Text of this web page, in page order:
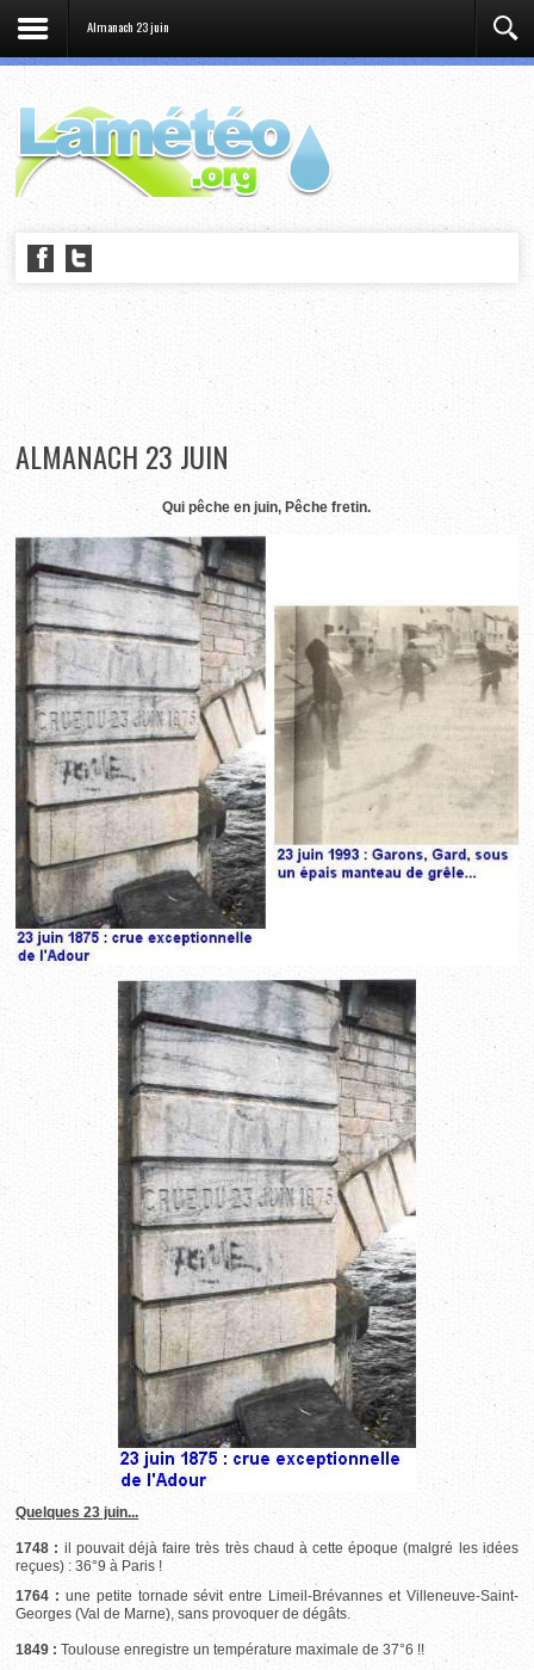
Almanach 23 juin
ALMANACH 23 JUIN
Qui pêche en juin, Pêche fretin.
Quelques 23 juin...
1748 : il pouvait déjà faire très très chaud à cette époque (malgré les idées
reçues) : 36°9 à Paris !
1764 : une petite tornade sévit entre Limeil-Brévannes et Villeneuve-Saint-
Georges (Val de Marne), sans provoquer de dégâts.
1849 : Toulouse enregistre un température maximale de 37°6 !!